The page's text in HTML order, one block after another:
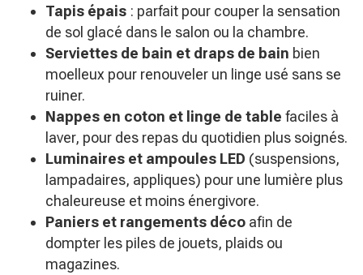
Tapis épais : parfait pour couper la sensation
de sol glacé dans le salon ou la chambre.
Serviettes de bain et draps de bain bien
moelleux pour renouveler un linge usé sans se
ruiner.
Nappes en coton et linge de table faciles à
laver, pour des repas du quotidien plus soignés.
Luminaires et ampoules LED (suspensions,
lampadaires, appliques) pour une lumière plus
chaleureuse et moins énergivore.
Paniers et rangements déco afin de
dompter les piles de jouets, plaids ou
magazines.